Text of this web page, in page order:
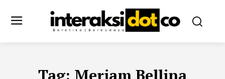
Tag: Meriam Bellina